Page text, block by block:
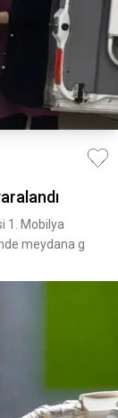
1. Mobilya
meydana g